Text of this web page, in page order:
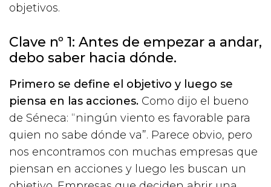
objetivos.
Clave nº 1: Antes de empezar a andar,
debo saber hacia dónde.
Primero se define el objetivo y luego se
piensa en las acciones. Como dijo el bueno
de Séneca: “ningún viento es favorable para
quien no sabe dónde va”. Parece obvio, pero
nos encontramos con muchas empresas que
piensan en acciones y luego les buscan un